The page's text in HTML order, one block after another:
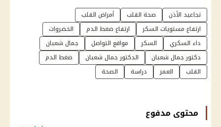
تجاعيد الأذن صحة القلب
أمراض القلب
ارتفاع مستويات السكر
ارتفاع ضغط الدم
الخضروات
داء السكري
السكر مواقع التواصل
جمال شعبان
دكتور جمال شعبان
الدكتور جمال شعبان
ضغط الدم
القلب
العمر دراسة الصحة
محتوى مدفوع